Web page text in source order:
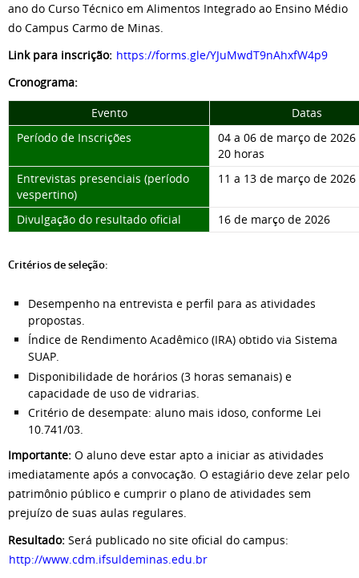
ano do Curso Técnico em Alimentos Integrado ao Ensino Médio
do Campus Carmo de Minas.
Link para inscrição: https://forms.gle/YJuMwdT9nAhxfW4p9
Cronograma:
Evento
Datas
Período de Inscrições
04 a 06 de março de 2026
20 horas
Entrevistas presenciais (período
vespertino)
11 a 13 de março de 2026
Divulgação do resultado oficial 16 de março de 2026
Critérios de seleção:
Desempenho na entrevista e perfil para as atividades
propostas.
Índice de Rendimento Acadêmico (IRA) obtido via Sistema
SUAP.
Disponibilidade de horários (3 horas semanais) e
capacidade de uso de vidrarias.
Critério de desempate: aluno mais idoso, conforme Lei
10.741/03.
Importante: O aluno deve estar apto a iniciar as atividades
imediatamente após a convocação. O estagiário deve zelar pelo
patrimônio público e cumprir o plano de atividades sem
prejuízo de suas aulas regulares.
Resultado: Será publicado no site oficial do campus:
http://www.cdm.ifsuldeminas.edu.br